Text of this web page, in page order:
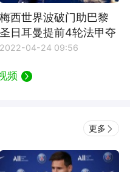
梅西世界波破门助巴黎
圣日耳曼提前4轮法甲夺
冠
2022-04-24 09:56
频
更多